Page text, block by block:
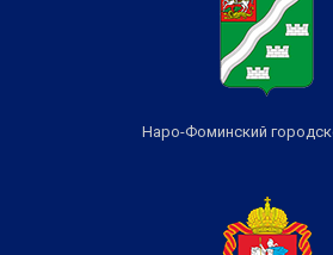
Наро-Фоминский